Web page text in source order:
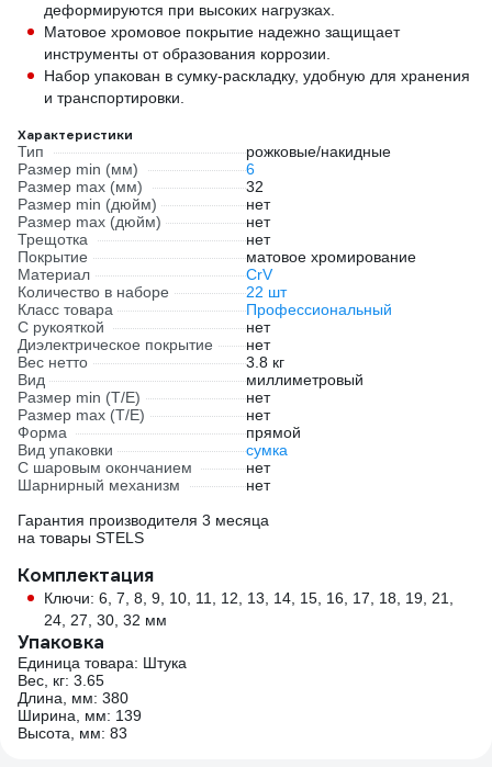
деформируются при высоких нагрузках.
Матовое хромовое покрытие надежно защищает
инструменты от образования коррозии.
Набор упакован в сумку-раскладку, удобную для хранения
и транспортировки.
Характеристики
Тип
рожковые/накидные
Размер min (мм)
6
Размер max (мм)
32
Размер min (дюйм)
нет
Размер max (дюйм)
нет
Трещотка
нет
Покрытие
матовое хромирование
Материал
CrV
Количество в наборе
22 шт
Класс товара
Профессиональный
С рукояткой
нет
Диэлектрическое покрытие
нет
Вес нетто
3.8 кг
Вид
миллиметровый
Размер min (Т/E)
нет
Размер max (T/E)
нет
Форма
прямой
Вид упаковки
сумка
С шаровым окончанием
нет
Шарнирный механизм
нет
Гарантия производителя 3 месяца
на товары STELS
Комплектация
Ключи: 6, 7, 8, 9, 10, 11, 12, 13, 14, 15, 16, 17, 18, 19, 21,
24, 27, 30, 32 мм
Упаковка
Единица товара: Штука
Вес, кг: 3.65
Длина, мм: 380
Ширина, мм: 139
Высота, мм: 83